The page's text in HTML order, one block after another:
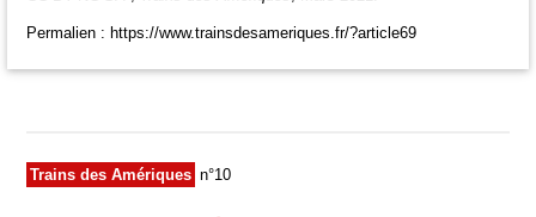
Permalien : https://www.trainsdesameriques.fr/?article69
Trains des Amériques n°10